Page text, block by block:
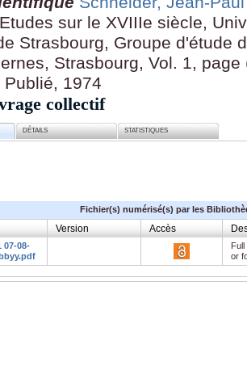
Etudes sur le XVIIIe siècle,
Strasbourg, Groupe d'étude
Strasbourg, Vol. 1, page
Publié, 1974
collectif
DÉTAILS STATISTIQUES
Fichier(s) numérisé(s) par les
Version Accès
07-08-
or